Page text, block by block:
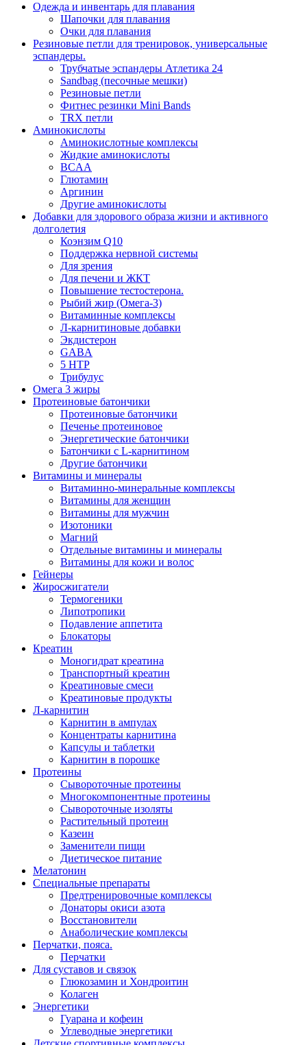
Одежда и инвентарь для плавания
Шапочки для плавания
Очки для плавания
Резиновые петли для тренировок, универсальные
эспандеры.
Трубчатые эспандеры Атлетика 24
Sandbag (песочные мешки)
Резиновые петли
Фитнес резинки Mini Bands
TRX петли
Аминокислоты
Аминокислотные комплексы
Жидкие аминокислоты
BCAA
Глютамин
Аргинин
Другие аминокислоты
Добавки для здорового образа жизни и активного
долголетия
Коэнзим Q10
Поддержка нервной системы
Для зрения
Для печени и ЖКТ
Повышение тестостерона.
Рыбий жир (Омега-3)
Витаминные комплексы
Л-карнитиновые добавки
Экдистерон
GABA
5 HTP
Трибулус
Омега 3 жиры
Протеиновые батончики
Протеиновые батончики
Печенье протеиновое
Энергетические батончики
Батончики с L-карнитином
Другие батончики
Витамины и минералы
Витаминно-минеральные комплексы
Витамины для женщин
Витамины для мужчин
Изотоники
Магний
Отдельные витамины и минералы
Витамины для кожи и волос
Гейнеры
Жиросжигатели
Термогеники
Липотропики
Подавление аппетита
Блокаторы
Креатин
Моногидрат креатина
Транспортный креатин
Креатиновые смеси
Креатиновые продукты
Л-карнитин
Карнитин в ампулах
Концентраты карнитина
Капсулы и таблетки
Карнитин в порошке
Протеины
Сывороточные протеины
Многокомпонентные протеины
Сывороточные изоляты
Растительный протеин
Казеин
Заменители пищи
Диетическое питание
Мелатонин
Специальные препараты
Предтренировочные комплексы
Донаторы окиси азота
Восстановители
Анаболические комплексы
Перчатки, пояса.
Перчатки
Для суставов и связок
Глюкозамин и Хондроитин
Колаген
Энергетики
Гуарана и кофеин
Углеводные энергетики